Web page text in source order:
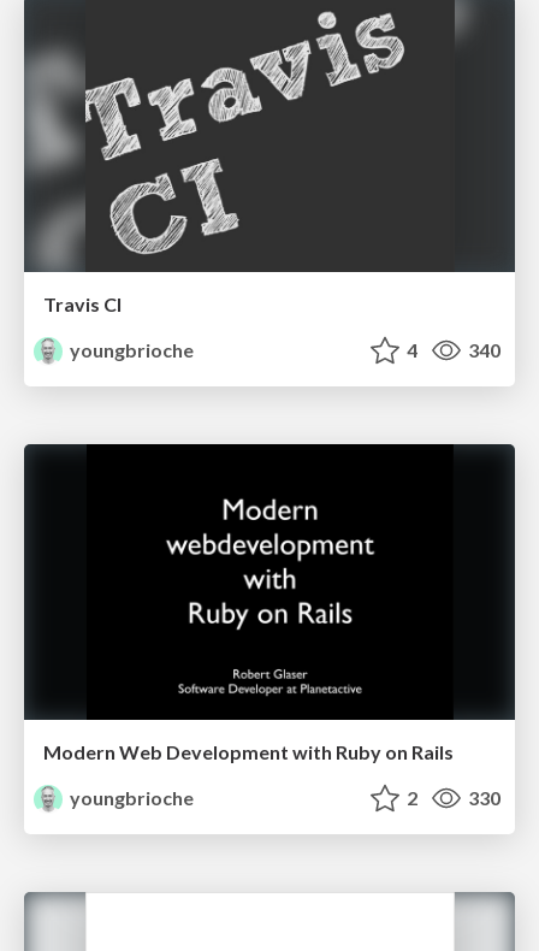
Travis CI
youngbrioche
4 340
Modern Web Development with Ruby on Rails
youngbrioche
2 330